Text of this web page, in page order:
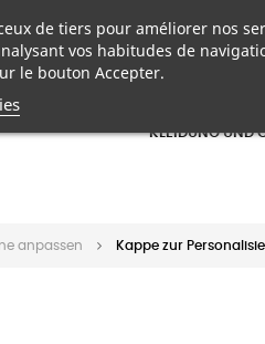
KLEIDUNG UND
KLEIDUNG UND
anpassen Kappe zur
de tiers pour améliorer nos
vos habitudes de
le bouton Accepter.